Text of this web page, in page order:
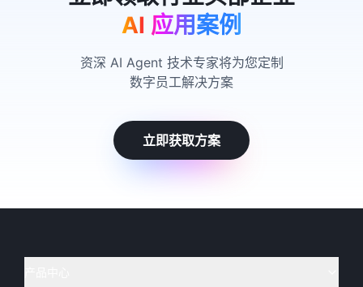
AI 应用案例
资深 AI Agent 技术专家将为您定制
数字员工解决方案
立即获取方案